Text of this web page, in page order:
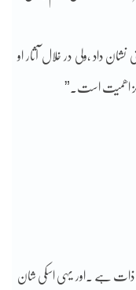
نشان داد ،ولی در خلال آثار او
اھمیت است۔”
ہے ۔اور یہی اسکی شان